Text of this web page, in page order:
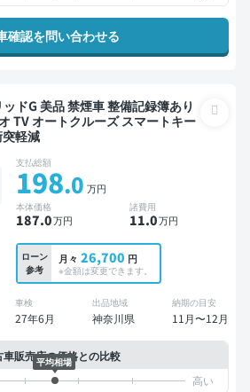
確認を問い合わせる
記録簿あり
TV オートクルーズ スマートキー
軽減
支払総額
198.0 万円
本体価格
187.0万円
諸費用
11.0万円
ローン
参考
月々 26,700 円
※金額は変更できます。
車検
27年6月
出品地域
神奈川県
納期の目安
11月〜12月
車販売店の価格との比較
平均相場